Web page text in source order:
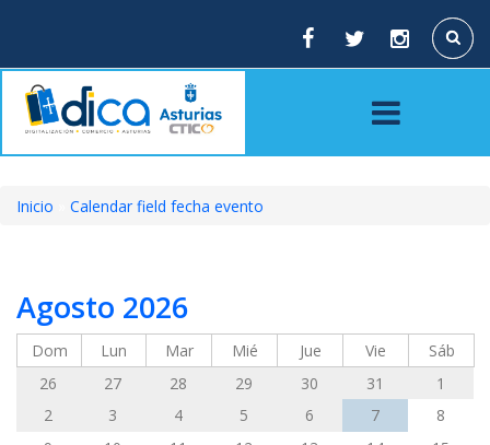
principal
Buscar
de
ayuda
la
Inicio Calendar field fecha evento
Agosto 2026
Dom Lun Mar Mié Jue Vie
Sáb
26
27 28 29 30 31
1
2
3 4 5 6 7
8